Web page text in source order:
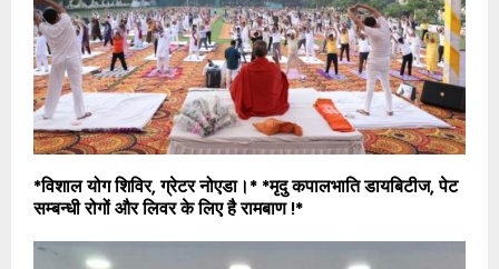
*विशाल योग शिविर, ग्रेटर नोएडा।* *मृदु कपालभाति डायबिटीज, पेट
सम्बन्धी रोगों और लिवर के लिए है रामबाण !*